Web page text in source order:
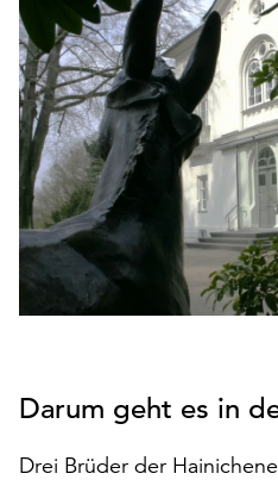
den
Betrieb
der
Seite
notwendig
sind
(funktionale
Cookies),
sowie
solche,
die
lediglich
Statistikzwecken
werden.
Darum geht es in
Drei Brüder der